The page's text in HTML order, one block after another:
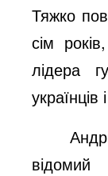
Тяжко
сім
лідера
українців